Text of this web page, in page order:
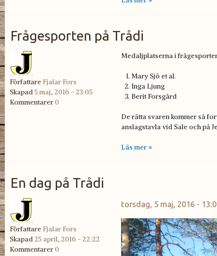
Frågesporten på Trådi
Författare Fjalar Fors
Skapad5 maj, 2016 - 23:05
Kommentarer 0
Medaljplatserna i
Mary Sjö et al.
Inga Ljung
Berit Forsgård
De rätta svaren kommer så
anslagstavla vid Sale och på
Läs mer »
En dag på Trådi
Författare Fjalar Fors
Skapad 25 april, 2016 - 22:22
Kommentarer 0
torsdag, 5 maj, 2016 -